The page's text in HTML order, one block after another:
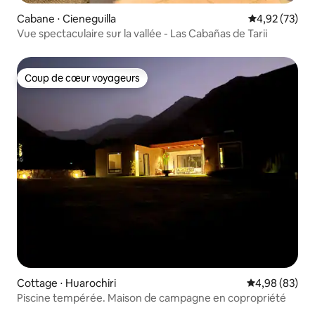
Cabane ⋅ Cieneguilla Évaluation
4,92 (73)
Vue spectaculaire sur la vallée - Las Cabañas de Tarii
Coup de cœur voyageurs
Coup de cœur voyageurs
Cottage ⋅ Huarochiri Évaluation
4,98 (83)
Piscine tempérée. Maison de campagne en copropriété